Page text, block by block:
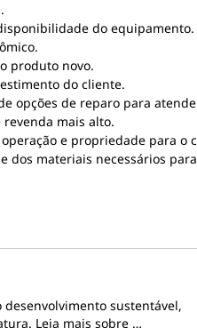
do equipamento.
produto novo.
do cliente.
opções de reparo para
mais alto.
e propriedade para o
dos materiais necessários
sustentável,
Leia mais sobre …